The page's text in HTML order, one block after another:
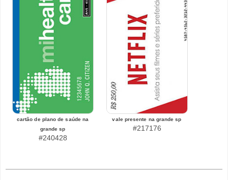
cartão de plano de saúde na
grande sp
#240428
vale presente na grande sp
#217176